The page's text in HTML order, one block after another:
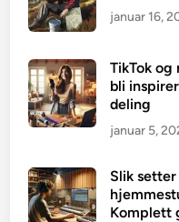
januar 16,
TikTok og
bli
deling
januar 5,
Slik
Komplett